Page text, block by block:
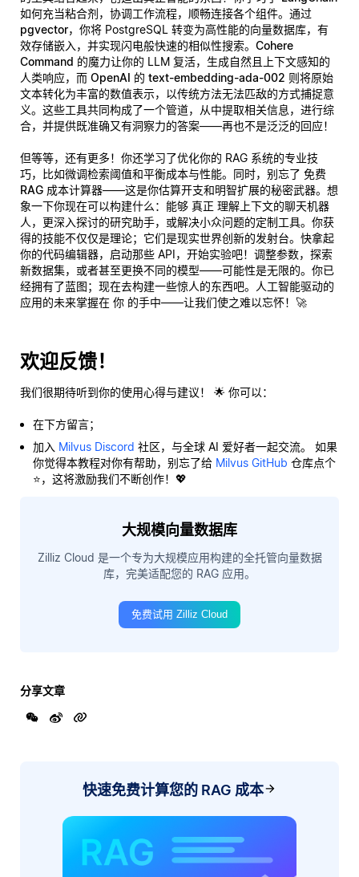
如何充当粘合剂，协调工作流程，顺畅连接各个组件。通过
pgvector，你将 PostgreSQL 转变为高性能的向量数据库，有
效存储嵌入，并实现闪电般快速的相似性搜索。 Cohere
Command 的魔力让你的 LLM 复活，生成自然且上下文感知的
人类响应，而 OpenAI 的 text-embedding-ada-002 则将原始
文本转化为丰富的数值表示，以传统方法无法匹敌的方式捕捉意
义。这些工具共同构成了一个管道，从中提取相关信息，进行综
合，并提供既准确又有洞察力的答案——再也不是泛泛的回应！
但等等，还有更多！你还学习了优化你的 RAG 系统的专业技
巧，比如微调检索阈值和平衡成本与性能。同时，别忘了 免费
RAG 成本计算器——这是你估算开支和明智扩展的秘密武器。想
象一下你现在可以构建什么：能够 真正 理解上下文的聊天机器
人，更深入探讨的研究助手，或解决小众问题的定制工具。你获
得的技能不仅仅是理论；它们是现实世界创新的发射台。快拿起
你的代码编辑器，启动那些 API，开始实验吧！调整参数，探索
新数据集，或者甚至更换不同的模型——可能性是无限的。你已
经拥有了蓝图；现在去构建一些惊人的东西吧。人工智能驱动的
应用的未来掌握在 你 的手中——让我们使之难以忘怀！🚀
欢迎反馈！
我们很期待听到你的使用心得与建议！ 🌟 你可以：
在下方留言；
加入 Milvus Discord 社区，与全球 AI 爱好者一起交流。 如果
你觉得本教程对你有帮助，别忘了给 Milvus GitHub 仓库点个
⭐，这将激励我们不断创作！💖
大规模向量数据库
Zilliz Cloud 是一个专为大规模应用构建的全托管向量数据
库，完美适配您的 RAG 应用。
免费试用 Zilliz Cloud
分享文章
快速免费计算您的 RAG 成本